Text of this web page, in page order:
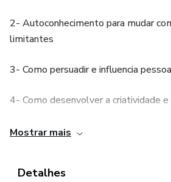
2- Autoconhecimento para mudar
limitantes
3- Como persuadir e influencia
4- Como desenvolver a criatividade e
5- Como planejar e cobrar atividades
Mostrar mais
Detalhes